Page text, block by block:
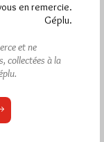
en remercie.
Géplu.
et ne
collectées à la